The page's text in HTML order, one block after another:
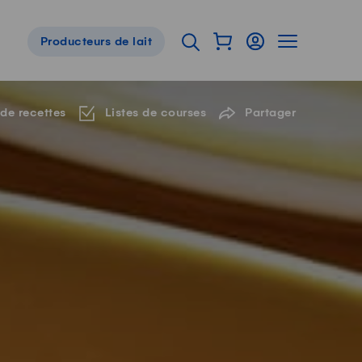
Navigation de pied de page
Producteurs de lait Ouvrir l'onglet de
Afficher mon panier
ConnexionAfficher la
recettes Listes de courses Partager